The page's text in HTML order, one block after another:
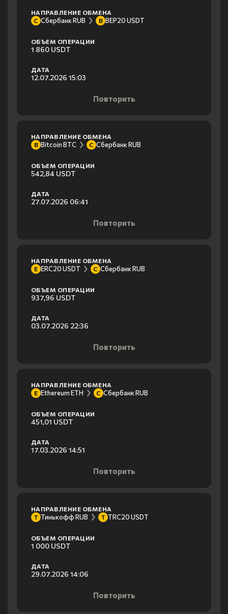
НАПРАВЛЕНИЕ ОБМЕНА
С Сбербанк RUB B BEP20 USDT
ОБЪЕМ ОПЕРАЦИИ
1 860 USDT
ДАТА
12.07.2026 15:03
Повторить
НАПРАВЛЕНИЕ ОБМЕНА
B Bitcoin BTC С Сбербанк RUB
ОБЪЕМ ОПЕРАЦИИ
542,84 USDT
ДАТА
27.07.2026 06:41
Повторить
НАПРАВЛЕНИЕ ОБМЕНА
E ERC20 USDT С Сбербанк RUB
ОБЪЕМ ОПЕРАЦИИ
937,96 USDT
ДАТА
03.07.2026 22:36
Повторить
НАПРАВЛЕНИЕ ОБМЕНА
E Ethereum ETH С Сбербанк RUB
ОБЪЕМ ОПЕРАЦИИ
451,01 USDT
ДАТА
17.03.2026 14:51
Повторить
НАПРАВЛЕНИЕ ОБМЕНА
Т Тинькофф RUB T TRC20 USDT
ОБЪЕМ ОПЕРАЦИИ
1 000 USDT
ДАТА
29.07.2026 14:06
Повторить